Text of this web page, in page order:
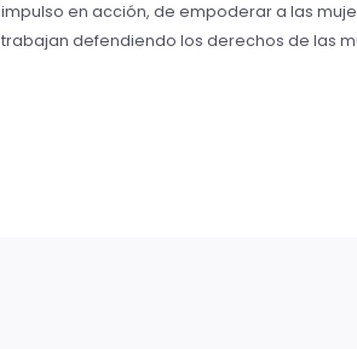
impulso en acción, de empoderar a las
trabajan defendiendo los derechos de las